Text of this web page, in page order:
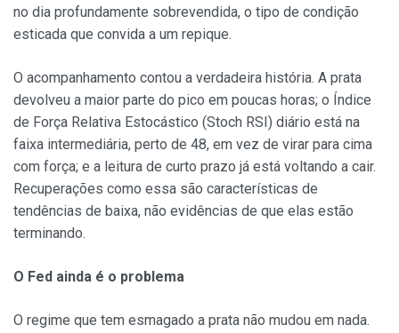
no dia profundamente sobrevendida, o tipo de condição
esticada que convida a um repique.
O acompanhamento contou a verdadeira história. A prata
devolveu a maior parte do pico em poucas horas; o Índice
de Força Relativa Estocástico (Stoch RSI) diário está na
faixa intermediária, perto de 48, em vez de virar para cima
com força; e a leitura de curto prazo já está voltando a cair.
Recuperações como essa são características de
tendências de baixa, não evidências de que elas estão
terminando.
O Fed ainda é o problema
O regime que tem esmagado a prata não mudou em nada.